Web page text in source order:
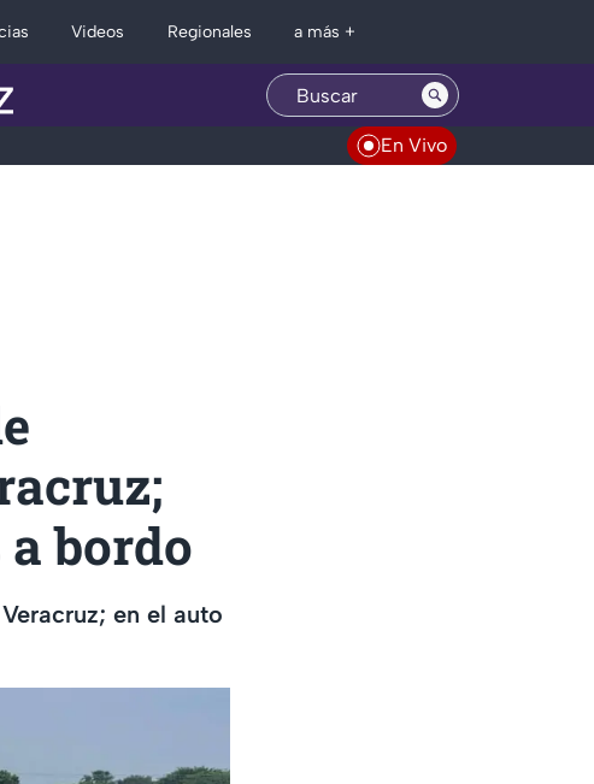
Videos Regionales a más +
En Vivo
a bordo
en el auto